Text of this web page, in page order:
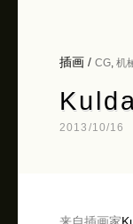
插画 / CG 机
2013/10/16
来自插画家